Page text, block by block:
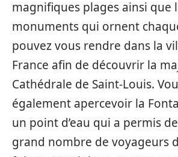
magnifiques plages ainsi que
monuments qui ornent
pouvez vous rendre dans la
France afin de découvrir la
Cathédrale de Saint-Louis.
également apercevoir la
un point d’eau qui a permis
grand nombre de voyageurs